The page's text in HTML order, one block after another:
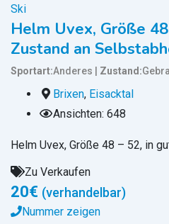
Ski
Helm Uvex, Größe
Zustand an
Sportart Anderes Zustand
Brixen, Eisacktal
Ansichten: 648
Helm Uvex, Größe 48 – 52, in
Zu Verkaufen
20€ (verhandelbar)
Nummer zeigen